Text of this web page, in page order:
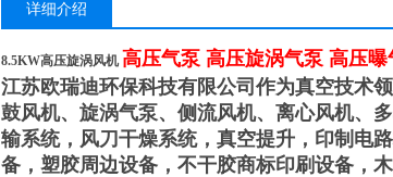
详细介绍
8.5KW高压旋涡风机 高压气泵 高压旋涡气泵 高压曝
江苏欧瑞迪环保科技有限公司作为真空技术
鼓风机、旋涡气泵、侧流风机、离心风机、
输系统，风刀干燥系统，真空提升，印制电
备，塑胶周边设备，不干胶商标印刷设备，